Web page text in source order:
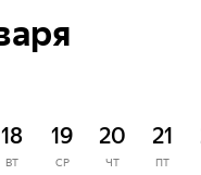
18
ВТ
19
СР
20
ЧТ
21
ПТ